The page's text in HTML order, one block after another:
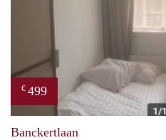
€ 499
Banckertlaan